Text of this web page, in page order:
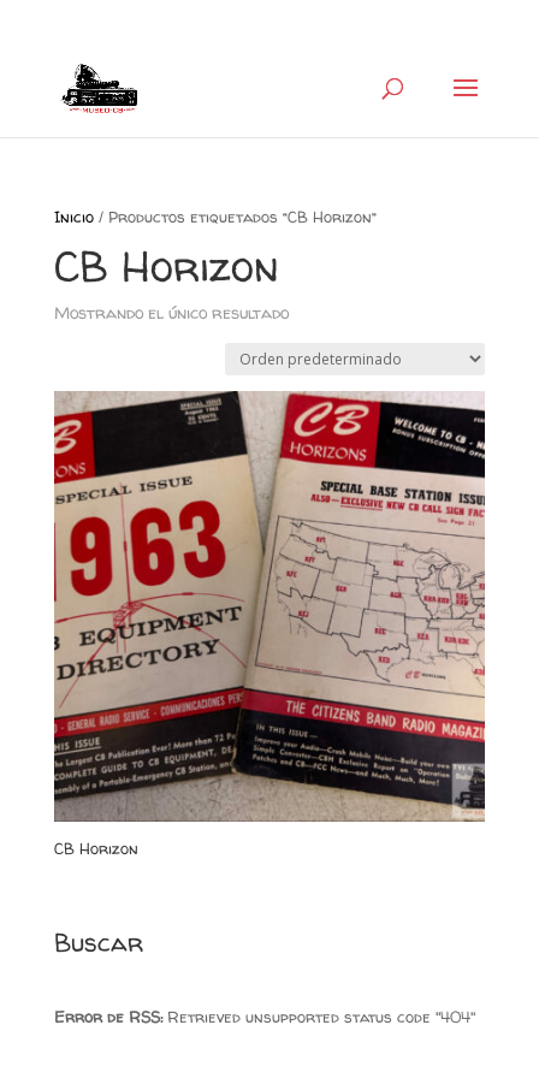
Inicio/ Productos etiquetados “CB Horizon”
CB Horizon
Mostrando el único resultado
CB Horizon
Buscar
Error de RSS:Retrieved unsupported status code "404"